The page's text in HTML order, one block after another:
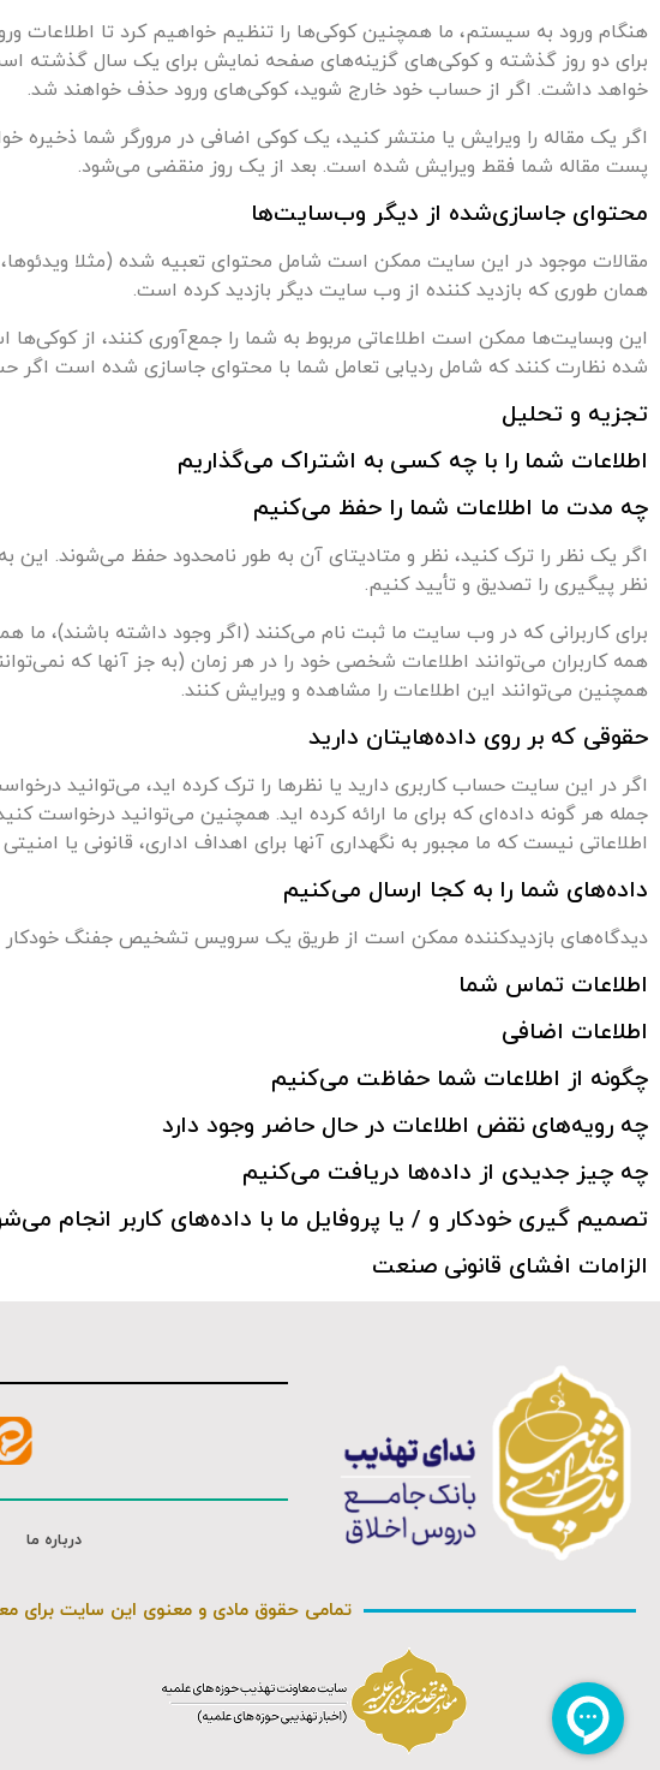
هنگام ورود به سیستم، ما همچنین کوکی‌ها را تنظیم خواهیم کرد تا
خواهد داشت. اگر از حساب خود خارج شوید، کوکی‌های ورود حذف خواهند شد.
اگر یک مقاله را ویرایش یا منتشر کنید، یک کوکی اضافی در مرورگر شما
پست مقاله شما فقط ویرایش شده است. بعد از یک روز منقضی می‌شود.
محتوای جاسازی‌شده از دیگر وب‌سایت‌ها
مقالات موجود در این سایت ممکن است شامل محتوای تعبیه شده (مثلا
همان طوری که بازدید کننده از وب سایت دیگر بازدید کرده است.
این وبسایت‌ها ممکن است اطلاعاتی مربوط به شما را جمع‌آوری کنند، از کوکی‌ها
شده نظارت کنند که شامل ردیابی تعامل شما با محتوای جاسازی شده است اگر
تجزیه و تحلیل
اطلاعات شما را با چه کسی به اشتراک می‌گذاریم
چه مدت ما اطلاعات شما را حفظ می‌کنیم
اگر یک نظر را ترک کنید، نظر و متادیتای آن به طور نامحدود حفظ می‌شوند. این
نظر پیگیری را تصدیق و تأیید کنیم.
برای کاربرانی که در وب سایت ما ثبت نام می‌کنند (اگر وجود داشته باشند)،
همه کاربران می‌توانند اطلاعات شخصی خود را در هر زمان (به جز آنها که
همچنین می‌توانند این اطلاعات را مشاهده و ویرایش کنند.
حقوقی که بر روی داده‌هایتان دارید
اگر در این سایت حساب کاربری دارید یا نظرها را ترک کرده اید، می‌توانید
جمله هر گونه داده‌ای که برای ما ارائه کرده اید. همچنین می‌توانید
اطلاعاتی نیست که ما مجبور به نگهداری آنها برای اهداف اداری، قانونی یا
داده‌های شما را به کجا ارسال می‌کنیم
دیدگاه‌های بازدیدکننده ممکن است از طریق یک سرویس تشخیص جفنگ خودکار
اطلاعات تماس شما
اطلاعات اضافی
چگونه از اطلاعات شما حفاظت می‌کنیم
چه رویه‌های نقض اطلاعات در حال حاضر وجود دارد
چه چیز جدیدی از داده‌ها دریافت می‌کنیم
تصمیم گیری خودکار و / یا پروفایل ما با داده‌های کاربر انجام
الزامات افشای قانونی صنعت
درباره ما
تمامی حقوق مادی و معنوی این سایت برای